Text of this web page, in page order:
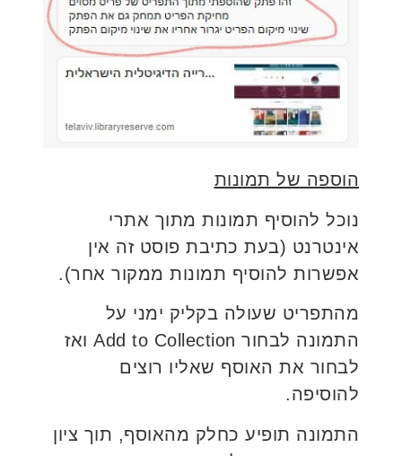
הוספה של תמונות
נוכל להוסיף תמונות מתוך אתרי
אינטרנט (בעת כתיבת פוסט זה אין
אפשרות להוסיף תמונות ממקור אחר).
מהתפריט שעולה בקליק ימני על
התמונה לבחור Add to Collection ואז
לבחור את האוסף שאליו רוצים
להוסיפה.
התמונה תופיע כחלק מהאוסף, תוך ציון